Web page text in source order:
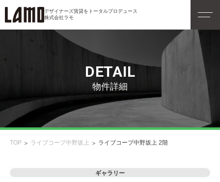
デザイナーズ賃貸をトータルプロデュース
株式会社ラモ
DETAIL
物件詳細
TOP ライブコープ中野坂上 ライブコープ中野坂上 2階
ギャラリー